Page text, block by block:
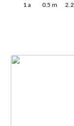
1 a 0.5 m 2.2